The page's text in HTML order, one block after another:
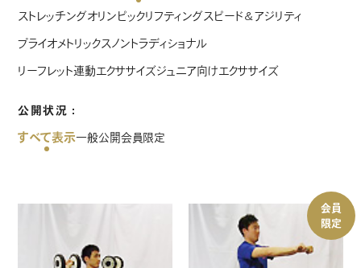
ストレッチング オリンピックリフティング スピード＆アジリティ
プライオメトリックスノントラディショナル
リーフレット連動エクササイズ ジュニア向けエクササイズ
公開状況
すべて表示一般公開会員限定
会員
限定